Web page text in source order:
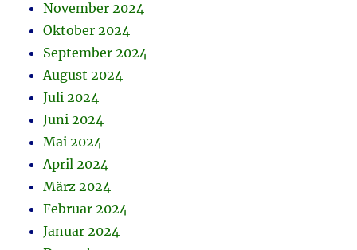
November 2024
Oktober 2024
September 2024
August 2024
Juli 2024
Juni 2024
Mai 2024
April 2024
März 2024
Februar 2024
Januar 2024